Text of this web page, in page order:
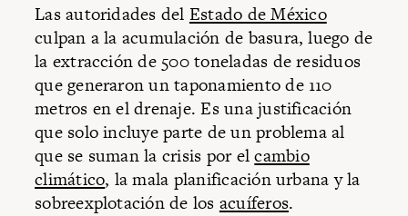
Las autoridades del Estado de México
culpan a la acumulación de basura, luego de
la extracción de 500 toneladas de residuos
que generaron un taponamiento de 110
metros en el drenaje. Es una justificación
que solo incluye parte de un problema al
que se suman la crisis por elcambio
climático, la mala planificación urbana y la
sobreexplotación de los acuíferos.